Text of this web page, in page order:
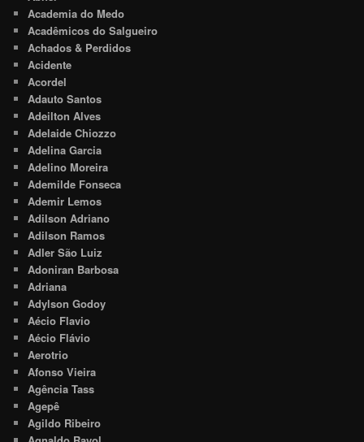
Academia do Medo
Acadêmicos do Salgueiro
Achados & Perdidos
Acidente
Acordel
Adauto Santos
Adeilton Alves
Adelaide Chiozzo
Adelina Garcia
Adelino Moreira
Ademilde Fonseca
Ademir Lemos
Adilson Adriano
Adilson Ramos
Adler São Luiz
Adoniran Barbosa
Adriana
Adylson Godoy
Aécio Flavio
Aécio Flávio
Aerotrio
Afonso Vieira
Agência Tass
Agepê
Agildo Ribeiro